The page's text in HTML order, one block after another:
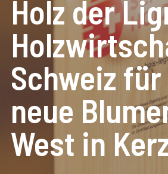
Holz der
Schweiz
neue
West in